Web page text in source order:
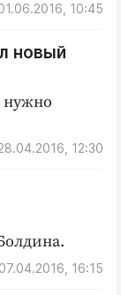
10:45
новый
нужно
12:30
07.04.2016, 16:15